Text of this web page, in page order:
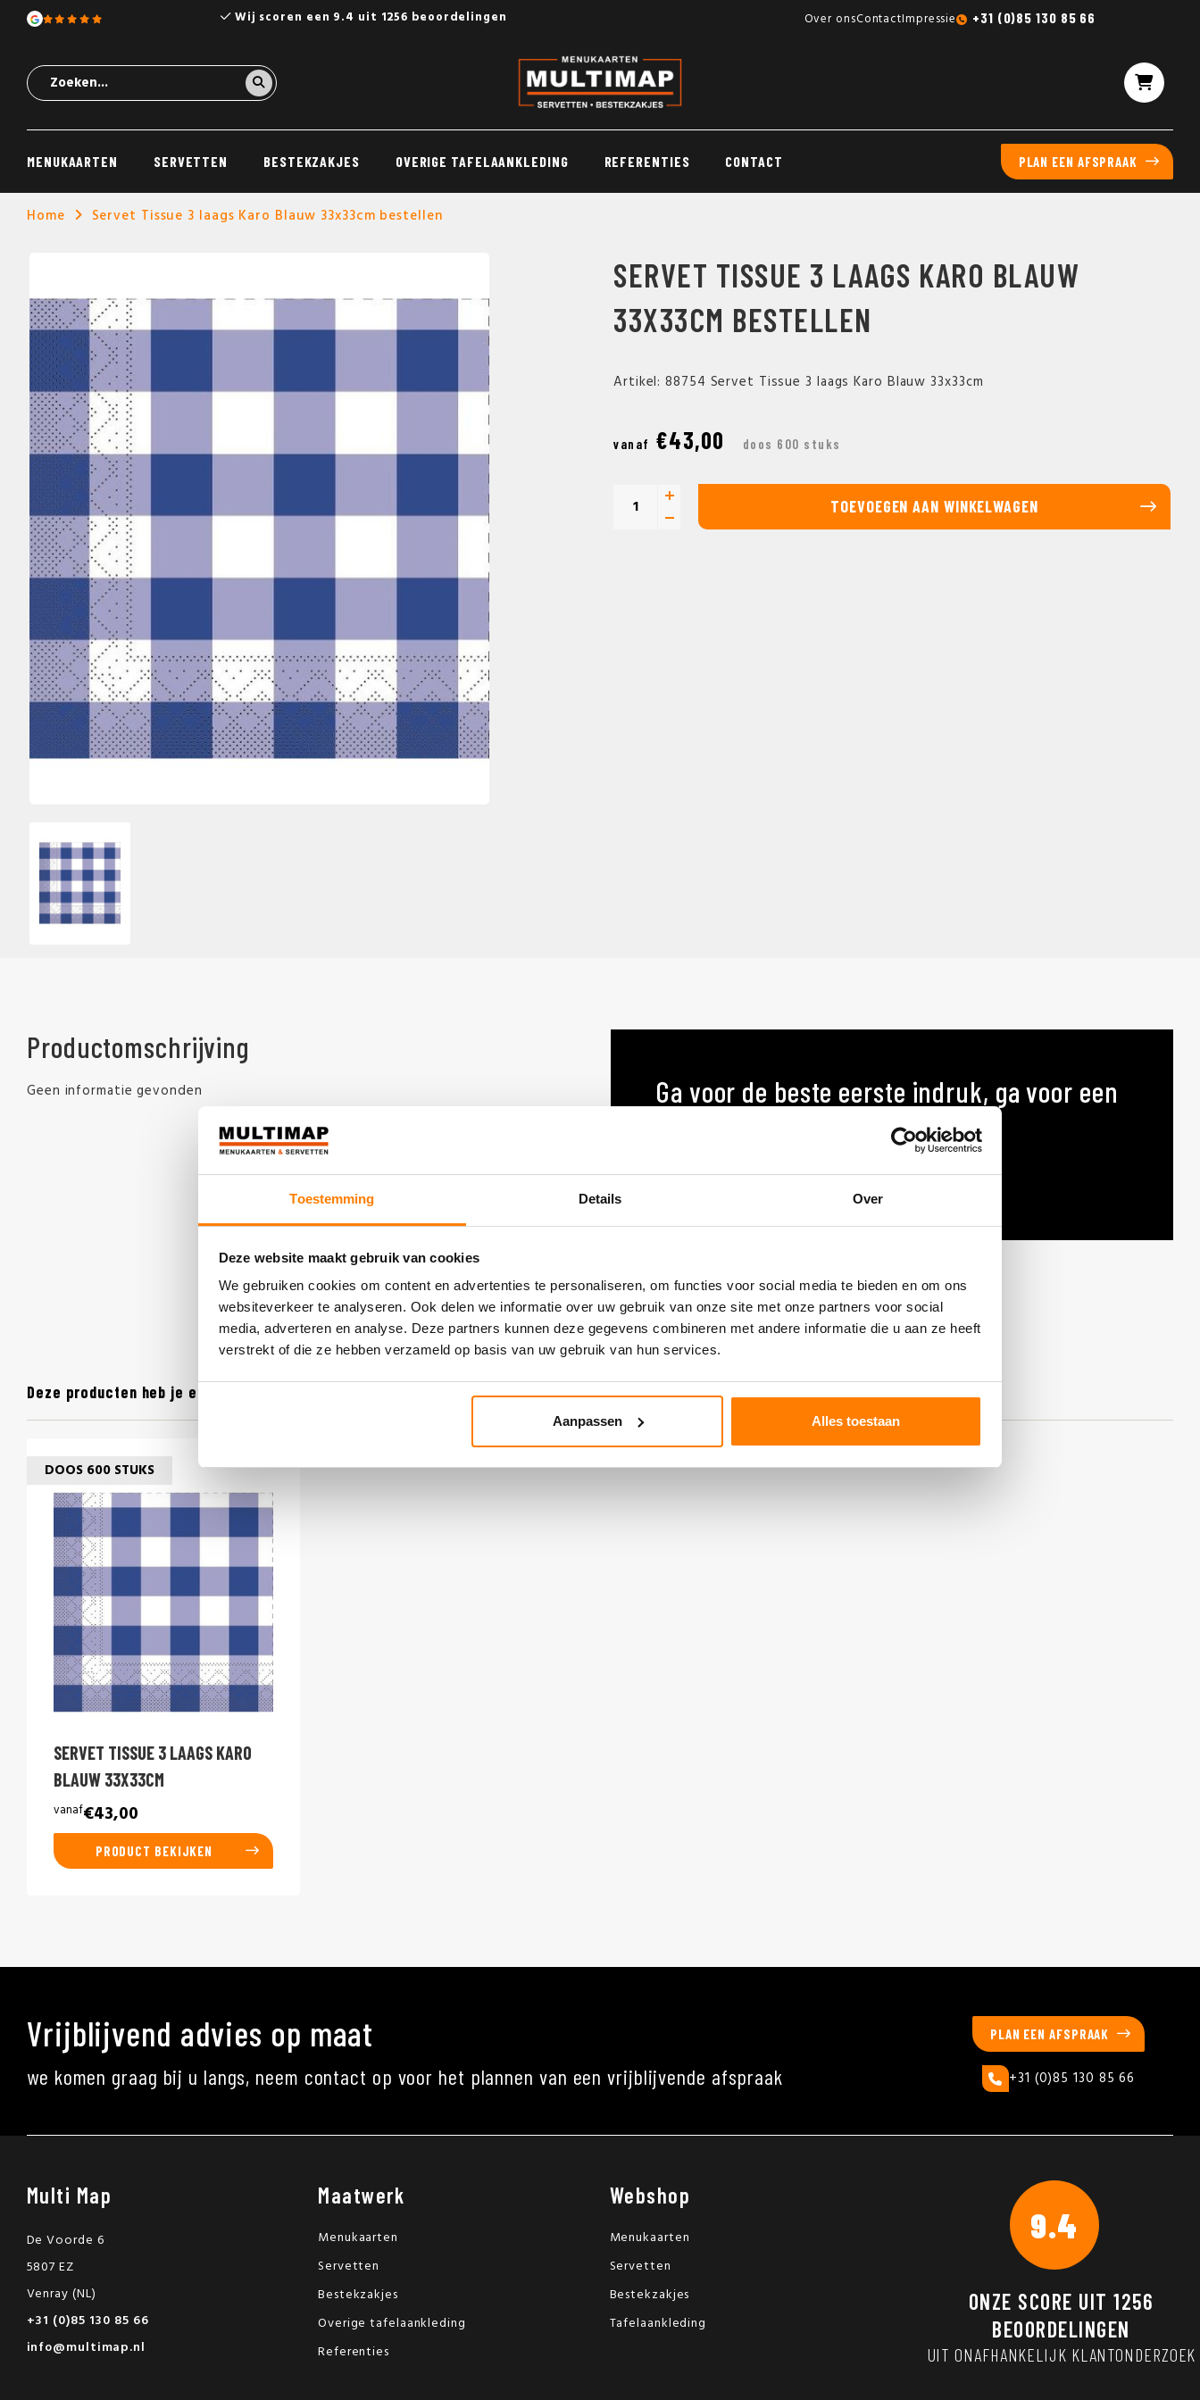
Toestemming Details Over
Deze website maakt gebruik van cookies
We gebruiken cookies om content en advertenties te personaliseren, om functies voor social media te bieden en om ons
websiteverkeer te analyseren. Ook delen we informatie over uw gebruik van onze site met onze partners voor social
media, adverteren en analyse. Deze partners kunnen deze gegevens combineren met andere informatie die u aan ze heeft
verstrekt of die ze hebben verzameld op basis van uw gebruik van hun services.
Aanpassen Alles toestaan
Wij scoren een 9.4 uit 1256 beoordelingen Gratis sampleboxen mogelijk
Over onsContactImpressie +31 (0)85 130 85 66
MENUKAARTEN SERVETTEN BESTEKZAKJES OVERIGE TAFELAANKLEDING REFERENTIES CONTACT PLAN EEN AFSPRAAK
Home Servet Tissue 3 laags Karo Blauw 33x33cm bestellen
SERVET TISSUE 3 LAAGS KARO BLAUW
33X33CM BESTELLEN
Artikel: 88754 Servet Tissue 3 laags Karo Blauw 33x33cm
vanaf €43,00 doos 600 stuks
TOEVOEGEN AAN WINKELWAGEN
Productomschrijving
Geen informatie gevonden
Ga voor de beste eerste indruk, ga voor een
MENUKAARTEN OP MAAT
Deze producten heb je eerder bekeken
DOOS 600 STUKS
SERVET TISSUE 3 LAAGS KARO
BLAUW 33X33CM
vanaf€43,00
PRODUCT BEKIJKEN
Vrijblijvend advies op maat
we komen graag bij u langs, neem contact op voor het plannen van een vrijblijvende afspraak
PLAN EEN AFSPRAAK
+31 (0)85 130 85 66
Multi Map
De Voorde 6
5807 EZ
Venray (NL)
+31 (0)85 130 85 66
info@multimap.nl
Maatwerk
Menukaarten
Servetten
Bestekzakjes
Overige tafelaankleding
Referenties
Webshop
Menukaarten
Servetten
Bestekzakjes
Tafelaankleding
9.4
ONZE SCORE UIT1256
BEOORDELINGEN
UIT ONAFHANKELIJK KLANTONDERZOEK